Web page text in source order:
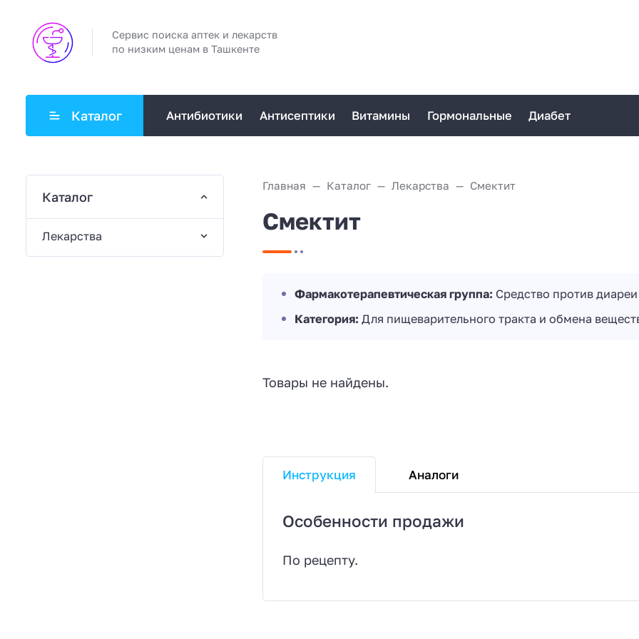
Сервис поиска аптек и лекарств
по низким ценам в Ташкенте
Каталог Антибиотики Антисептики Витамины Гормональные Диабет
Главная Каталог Лекарства Смектит
Смектит
Фармакотерапевтическая группа: Средство против диареи
Категория: Для пищеварительного тракта и обмена
Товары не найдены.
Инструкция Аналоги
Особенности продажи
По рецепту.
Каталог
Лекарства